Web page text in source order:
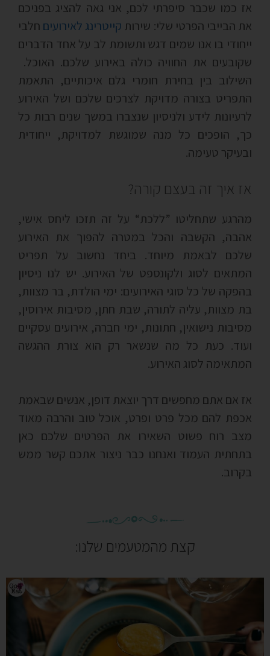
אז כמו שכבר סיפרתי לכם, אני גאה להציג בפניכם
את הבייבי הפרטי שלי: שירות קייטרינג לאירועים חלבי
ייחודי בו אנו שמים דגש ותשומת לב על אחד הדברים
שקובעים את החוויה כולה באירוע שלכם. האוכל.
השילוב בין בחירת חומרי גלם איכותיים, התאמת
התפריט בצורה מדויקת לצרכים שלכם ושל האירוע
לרעיונות לידע ולניסיון שנצברו במשך שנים רבות כל
כך, הופכים כל מנה שמוגשת למדויקת, ייחודית
ובעיקר טעימה.
אז איך זה בעצם קורה?
מהרגע שתחליטו ”ללכת“ על זה תזכו ליחס אישי,
אהבה, הקשבה והכל במטרה להפוך את האירוע
שלכם לבאמת מיוחד. ביחד נחשוב על תפריט
המתאים לסוג ולקונספט של האירוע. יש לנו ניסיון
בהפקה של כל סוגי האירועים: ימי הולדת, בר מצוות,
בת מצוות, עליה לתורה, שבת חתן, מסיבות אירוסין,
מסיבות נישואין, חתונות, ימי חברה, אירועים עסקיים
ועוד. כעת כל מה שנשאר רק הוא צורת ההגשה
המתאימה לסוג האירוע.
אז אם אתם מחפשים דרך יוצאת דופן, אנשים שבאמת
אכפת להם מכל פרט ופרט, אוכל טוב והרבה מאוד
מצב רוח פשוט השאירו את הפרטים שלכם כאן
בתחתית העמוד ואנחנו כבר ניצור אתכם קשר ממש
בקרוב.
קצת מהמטעמים שלנו: